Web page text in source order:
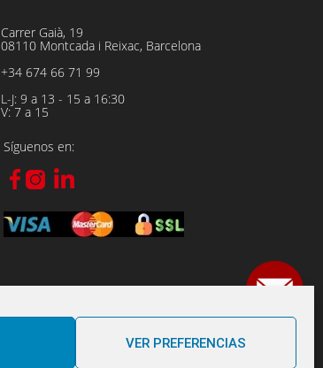
VER PREFERENCIAS
Carrer Gaià, 19
08110 Montcada i Reixac, Barcelona
+34 674 66 71 99
L-J: 9 a 13 - 15 a 16:30
V: 7 a 15
Síguenos en: